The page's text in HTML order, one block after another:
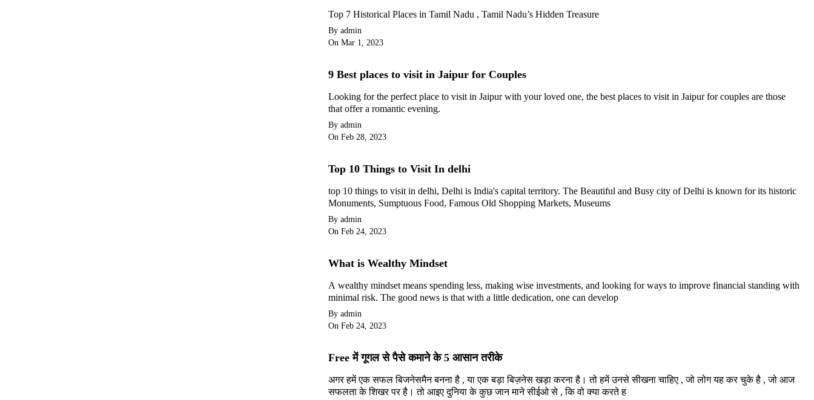
Top 7 Historical Places in Tamil Nadu , Tamil Nadu’s Hidden Treasure
By admin
On Mar 1, 2023
9 Best places to visit in Jaipur for Couples
Looking for the perfect place to visit in Jaipur with your loved one, the best places to visit in Jaipur for couples are those
that offer a romantic evening.
By admin
On Feb 28, 2023
Top 10 Things to Visit In delhi
top 10 things to visit in delhi, Delhi is India's capital territory. The Beautiful and Busy city of Delhi is known for its historic
Monuments, Sumptuous Food, Famous Old Shopping Markets, Museums
By admin
On Feb 24, 2023
What is Wealthy Mindset
A wealthy mindset means spending less, making wise investments, and looking for ways to improve financial standing with
minimal risk. The good news is that with a little dedication, one can develop
By admin
On Feb 24, 2023
Free में गूगल से पैसे कमाने के 5 आसान तरीके
अगर हमें एक सफल बिजनेसमैन बनना है , या एक बड़ा बिज़नेस खड़ा करना है। तो हमें उनसे सीखना चाहिए , जो लोग यह कर चुके है , जो आज
सफलता के शिखर पर है। तो आइए दुनिया के कुछ जान माने सीईओ से , कि वो क्या करते ह